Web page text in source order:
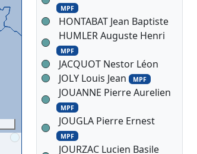
MPF
HONTABAT Jean Baptiste
HUMLER Auguste Henri
MPF
JACQUOT Nestor Léon
JOLY Louis Jean MPF
JOUANNE Pierre Aurelien
MPF
JOUGLA Pierre Ernest
MPF
JOURZAC Lucien Basile